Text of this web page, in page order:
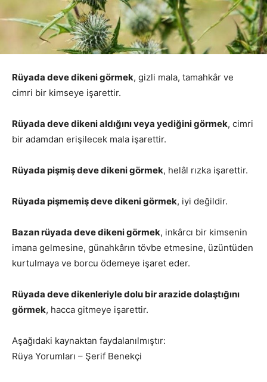
Rüyada deve dikeni görmek, gizli mala, tamahkâr ve
cimri bir kimseye işarettir.
Rüyada deve dikeni aldığını veya yediğini görmek, cimri
bir adamdan erişilecek mala işarettir.
Rüyada pişmiş deve dikeni görmek, helâl rızka işarettir.
Rüyada pişmemiş deve dikeni görmek, iyi değildir.
Bazan rüyada deve dikeni görmek, inkârcı bir kimsenin
imana gelmesine, günahkârın tövbe etmesine, üzüntüden
kurtulmaya ve borcu ödemeye işaret eder.
Rüyada deve dikenleriyle dolu bir arazide dolaştığını
görmek, hacca gitmeye işarettir.
Aşağıdaki kaynaktan faydalanılmıştır:
Rüya Yorumları – Şerif Benekçi